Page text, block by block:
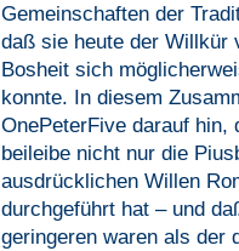
Gemeinschaften der
daß sie heute der Willkür
Bosheit sich
konnte. In diesem
OnePeterFive darauf hin,
beileibe nicht nur die
ausdrücklichen Willen
durchgeführt hat – und
geringeren waren als der